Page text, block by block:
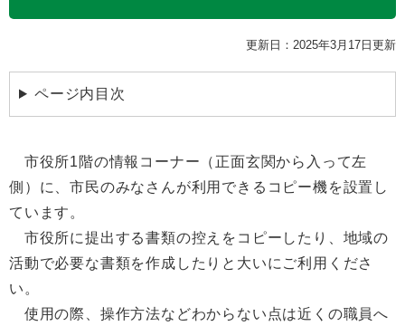
更新日：2025年3月17日更新
ページ内目次
市役所1階の情報コーナー（正面玄関から入って左
側）に、市民のみなさんが利用できるコピー機を設置し
ています。
市役所に提出する書類の控えをコピーしたり、地域の
活動で必要な書類を作成したりと大いにご利用くださ
い。
使用の際、操作方法などわからない点は近くの職員へ